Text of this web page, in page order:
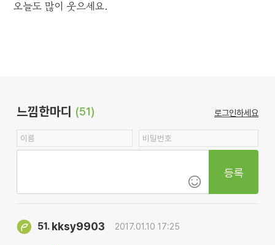
오늘도 많이 웃으세요.
느낌한마디 (51) 로그인하세요
등록
51. kksy9903 2017.01.10 17:25